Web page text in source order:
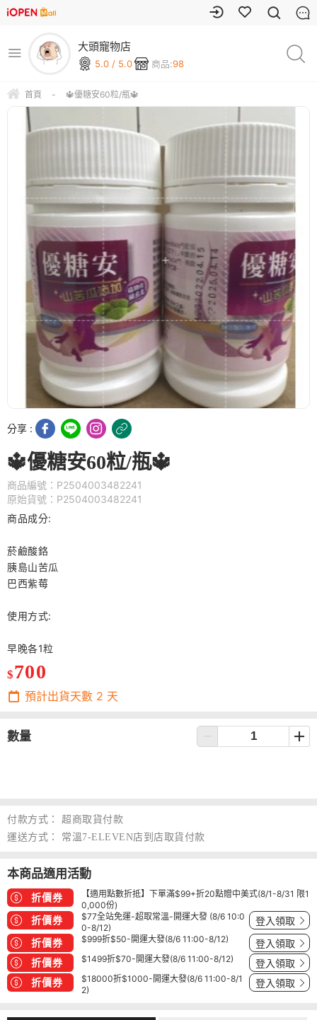
大頭寵物店
5.0 / 5.0 商品:98
首頁 - 🔱優糖安60粒/瓶🔱
分享 :
🔱優糖安60粒/瓶🔱
商品編號：P2504003482241
原始貨號：P2504003482241
商品成分:
菸鹼酸鉻
胰島山苦瓜
巴西紫莓
使用方式:
早晚各1粒
$700
預計出貨天數 2 天
數量
付款方式：
超商取貨付款
運送方式：
常溫7-ELEVEN店到店取貨付款
本商品適用活動
折價券
【適用點數折抵】下單滿$99+折20點贈中美式(8/1-8/31 限1
0,000份)
折價券
$77全站免運-超取常溫-開運大發 (8/6 10:0
0-8/12)
登入領取
折價券 $999折$50-開運大發(8/6 11:00-8/12) 登入領取
折價券 $1499折$70-開運大發(8/6 11:00-8/12) 登入領取
折價券
$18000折$1000-開運大發(8/6 11:00-8/1
2)
登入領取